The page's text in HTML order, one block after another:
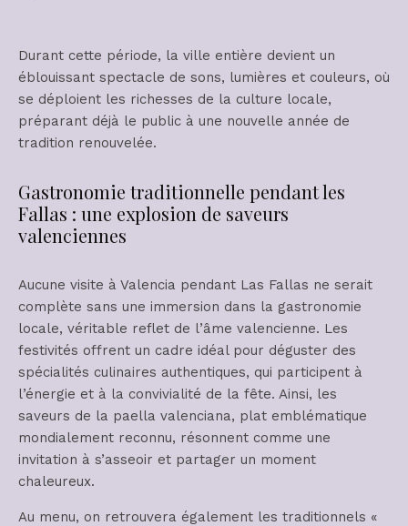
Durant cette période, la ville entière devient un
éblouissant spectacle de sons, lumières et couleurs, où
se déploient les richesses de la culture locale,
préparant déjà le public à une nouvelle année de
tradition renouvelée.
Gastronomie traditionnelle pendant les
Fallas : une explosion de saveurs
valenciennes
Aucune visite à Valencia pendant Las Fallas ne serait
complète sans une immersion dans la gastronomie
locale, véritable reflet de l’âme valencienne. Les
festivités offrent un cadre idéal pour déguster des
spécialités culinaires authentiques, qui participent à
l’énergie et à la convivialité de la fête. Ainsi, les
saveurs de la paella valenciana, plat emblématique
mondialement reconnu, résonnent comme une
invitation à s’asseoir et partager un moment
chaleureux.
Au menu, on retrouvera également les traditionnels «